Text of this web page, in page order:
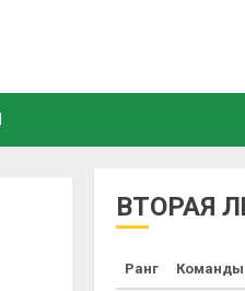
ВТОРАЯ
Ранг Команды